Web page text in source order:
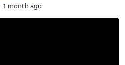
1 month ago